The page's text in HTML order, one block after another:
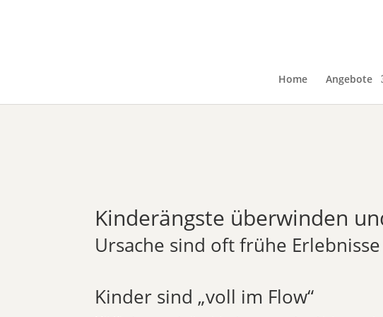
Home Angebote
Kinderängste überwinden
Ursache sind oft frühe
Kinder sind „voll im Flow“